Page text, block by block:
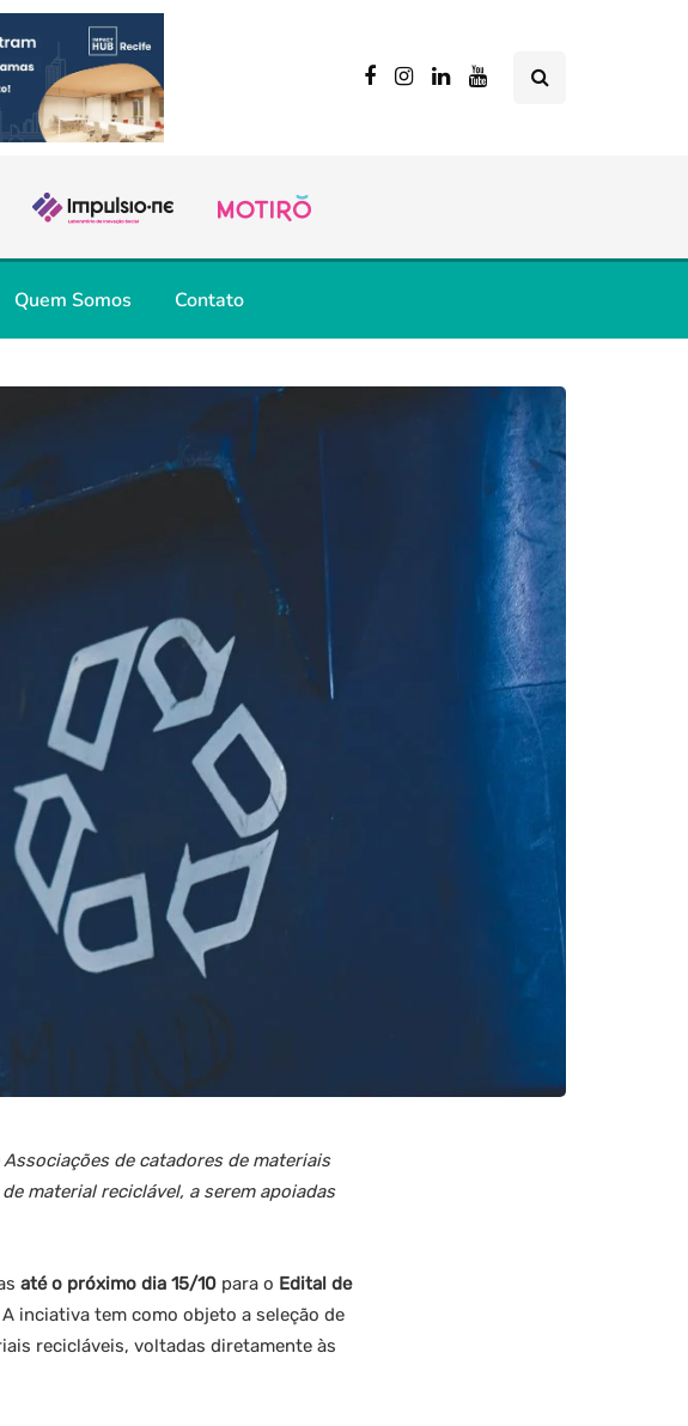
Quem Somos Contato
de catadores de materiais
material reciclável, a serem apoiadas
até o próximo dia 15/10 para o Edital de
A inciativa tem como objeto a seleção de
recicláveis, voltadas diretamente às